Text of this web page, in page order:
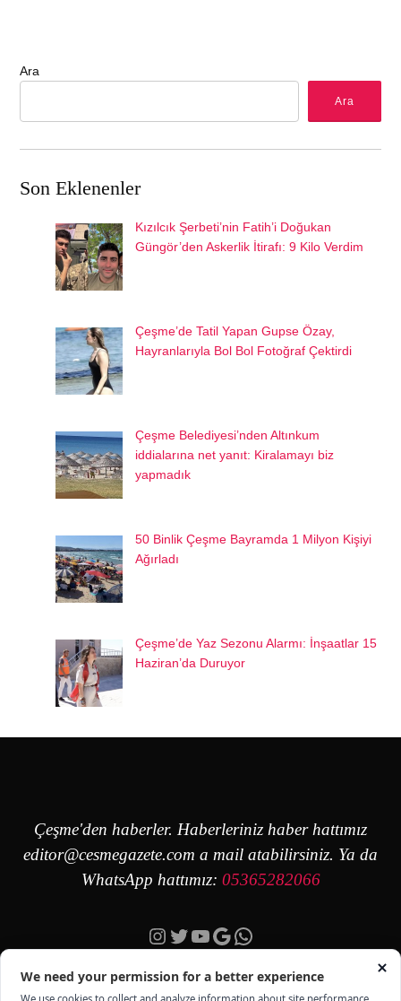
Ara
Ara
Son Eklenenler
Kızılcık Şerbeti’nin Fatih’i Doğukan
Güngör’den Askerlik İtirafı: 9 Kilo Verdim
Çeşme’de Tatil Yapan Gupse Özay,
Hayranlarıyla Bol Bol Fotoğraf Çektirdi
Çeşme Belediyesi’nden Altınkum
iddialarına net yanıt: Kiralamayı biz
yapmadık
50 Binlik Çeşme Bayramda 1 Milyon Kişiyi
Ağırladı
Çeşme’de Yaz Sezonu Alarmı: İnşaatlar 15
Haziran’da Duruyor
Çeşme'den haberler. Haberleriniz haber hattımız
editor@cesmegazete.com a mail atabilirsiniz. Ya da
WhatsApp hattımız: 05365282066
Instagram
Twitter
YouTube
Google
https://wa.me/